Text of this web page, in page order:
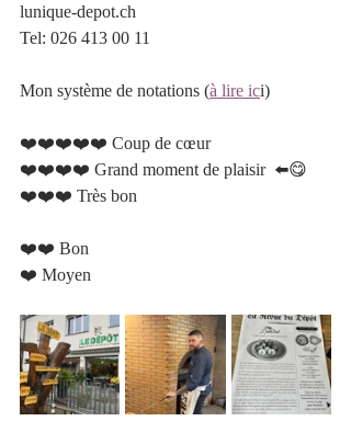
lunique-depot.ch
Tel: 026 413 00 11
Mon système de notations (à lire ici)
❤️❤️❤️❤️ Grand moment de plaisir  ⬅️😋
❤️❤️❤️ Très bon
❤️ Moyen